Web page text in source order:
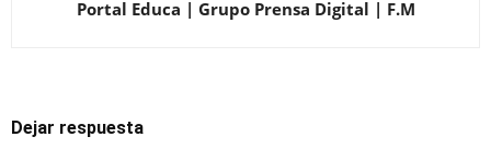
Portal Educa | Grupo Prensa Digital | F.M
Dejar respuesta